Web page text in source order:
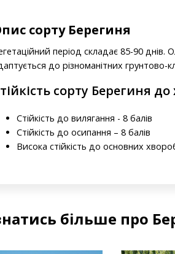
сорту Берегиня
період складає 85-90 днів.
до різноманітних
сорту Берегиня
Стійкість до вилягання - 8 балів
Стійкість до осипання – 8 балів
Висока стійкість до основних
більше про